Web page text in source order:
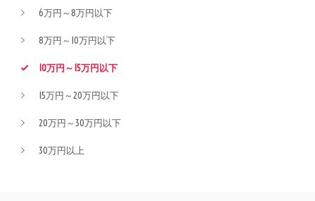
6万円～8万円以下
8万円～10万円以下
10万円～15万円以下
15万円～20万円以下
20万円～30万円以下
30万円以上